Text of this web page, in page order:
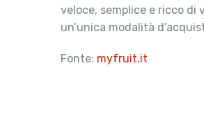
veloce, semplice e ricco
un’unica modalità
Fonte: myfruit.it